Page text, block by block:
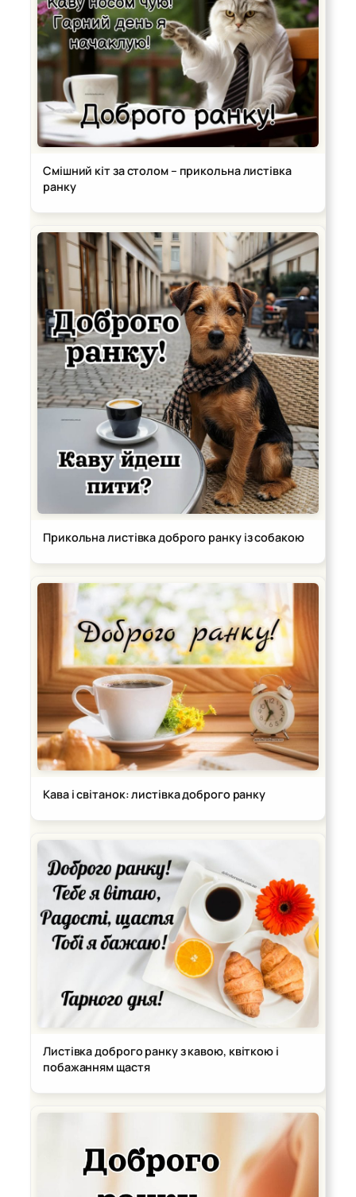
Смішний кіт за столом – прикольна листівка
ранку
Прикольна листівка доброго ранку із собакою
Кава і світанок: листівка доброго ранку
Листівка доброго ранку з кавою, квіткою і
побажанням щастя